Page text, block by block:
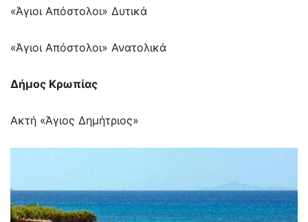
«Άγιοι Απόστολοι» Δυτικά
«Άγιοι Απόστολοι» Ανατολικά
Δήμος Κρωπίας
Ακτή «Άγιος Δημήτριος»